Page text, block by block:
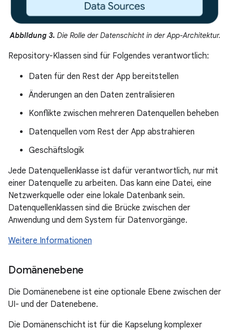
Abbildung 3. Die Rolle der Datenschicht in der App-Architektur.
Repository-Klassen sind für Folgendes verantwortlich:
Daten für den Rest der App bereitstellen
Änderungen an den Daten zentralisieren
Konflikte zwischen mehreren Datenquellen beheben
Datenquellen vom Rest der App abstrahieren
Geschäftslogik
Jede Datenquellenklasse ist dafür verantwortlich, nur mit
einer Datenquelle zu arbeiten. Das kann eine Datei, eine
Netzwerkquelle oder eine lokale Datenbank sein.
Datenquellenklassen sind die Brücke zwischen der
Anwendung und dem System für Datenvorgänge.
Weitere Informationen
Domänenebene
Die Domänenebene ist eine optionale Ebene zwischen der
UI- und der Datenebene.
Die Domänenschicht ist für die Kapselung komplexer